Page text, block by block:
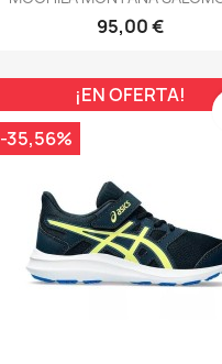
95,00 €
¡EN OFERTA!
-35,56%